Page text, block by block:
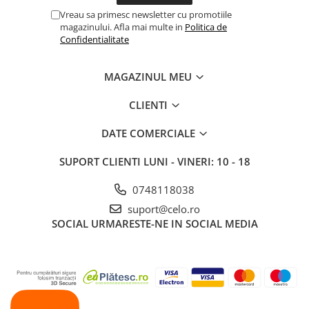
iPhone 8 Plus
iPhone SE 2022 3rd
Top Piese iPhone
Housing iPhone
iPhone 6s
Vreau sa primesc newsletter cu promotiile
magazinului. Afla mai multe in Politica de
Confidentialitate
MAGAZINUL MEU
CLIENTI
DATE COMERCIALE
SUPORT CLIENTI LUNI - VINERI: 10 - 18
0748118038
suport@celo.ro
SOCIAL URMARESTE-NE IN SOCIAL MEDIA